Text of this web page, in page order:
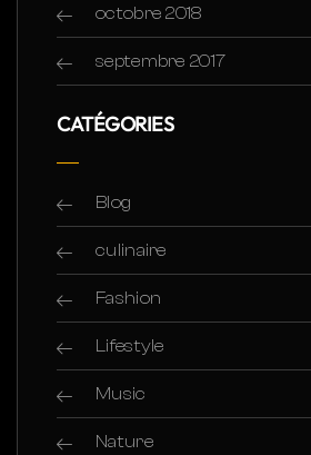
octobre 2018
septembre 2017
CATÉGORIES
Blog
culinaire
Fashion
Lifestyle
Music
Nature